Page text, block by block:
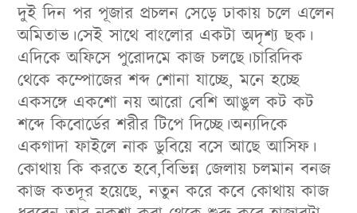
দুই দিন পর পূজার প্রচলন সেড়ে ঢাকায় চলে এলেন
অমিতাভ।সেই সাথে বাংলোর একটা অদৃশ্য ছক।
এদিকে অফিসে পুরোদমে কাজ চলছে।চারিদিক
থেকে কম্পোজের শব্দ শোনা যাচ্ছে, মনে হচ্ছে
একসঙ্গে একশো নয় আরো বেশি আঙুল কট কট
শব্দে কিবোর্ডের শরীর টিপে দিচ্ছে।অন্যদিকে
একগাদা ফাইলে নাক ডুবিয়ে বসে আছে আসিফ।
কোথায় কি করতে হবে,বিভিন্ন জেলায় চলমান বনজ
কাজ কতদূর হয়েছে, নতুন করে কবে কোথায় কাজ